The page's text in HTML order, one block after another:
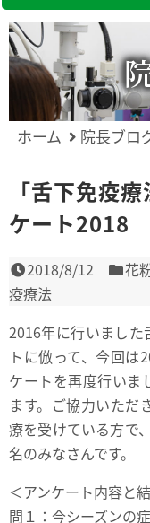
ホーム 院長ブロ
「舌下免疫
ケート2018
2018/8/12 花
疫療法
2016年に行いました
トに倣って、今回は
ケートを再度行いま
ます。ご協力いただ
療を受けている方で
名のみなさんです。
＜アンケート内容と
問１：今シーズンの